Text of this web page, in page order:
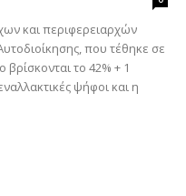
και περιφερειαρχών
που τέθηκε σε
το 42% + 1
ψήφοι και η